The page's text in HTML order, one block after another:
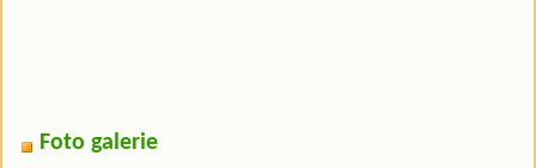
Foto galerie